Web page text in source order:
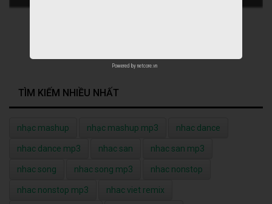
TÌM KIẾM NHIỀU NHẤT
nhạc mashup nhạc mashup mp3 nhac dance
nhac dance mp3 nhac san nhac san mp3
nhac song nhac song mp3 nhac nonstop
nhac nonstop mp3 nhac viet remix
Powered by netcore.vn